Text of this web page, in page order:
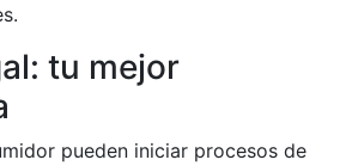
tu mejor
pueden iniciar procesos de